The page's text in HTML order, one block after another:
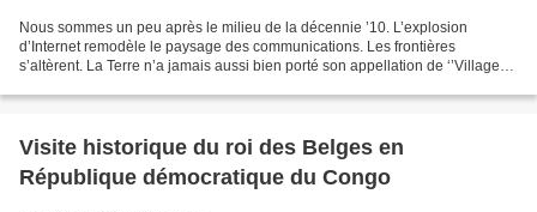
Nous sommes un peu après le milieu de la décennie ’10. L’explosion
d’Internet remodèle le paysage des communications. Les frontières
s’altèrent. La Terre n’a jamais aussi bien porté son appellation de ‘’Village
Visite historique du roi des Belges en
République démocratique du Congo